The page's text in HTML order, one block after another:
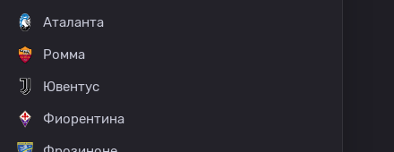
Аталанта
Ромма
Ювентус
Фиорентина